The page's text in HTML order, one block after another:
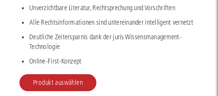
Unverzichtbare Literatur, Rechtsprechung und Vorschriften
Alle Rechtsinformationen sind untereinander intelligent vernetzt
Deutliche Zeitersparnis dank der juris Wissensmanagement-
Technologie
Online-First-Konzept
Produkt auswählen